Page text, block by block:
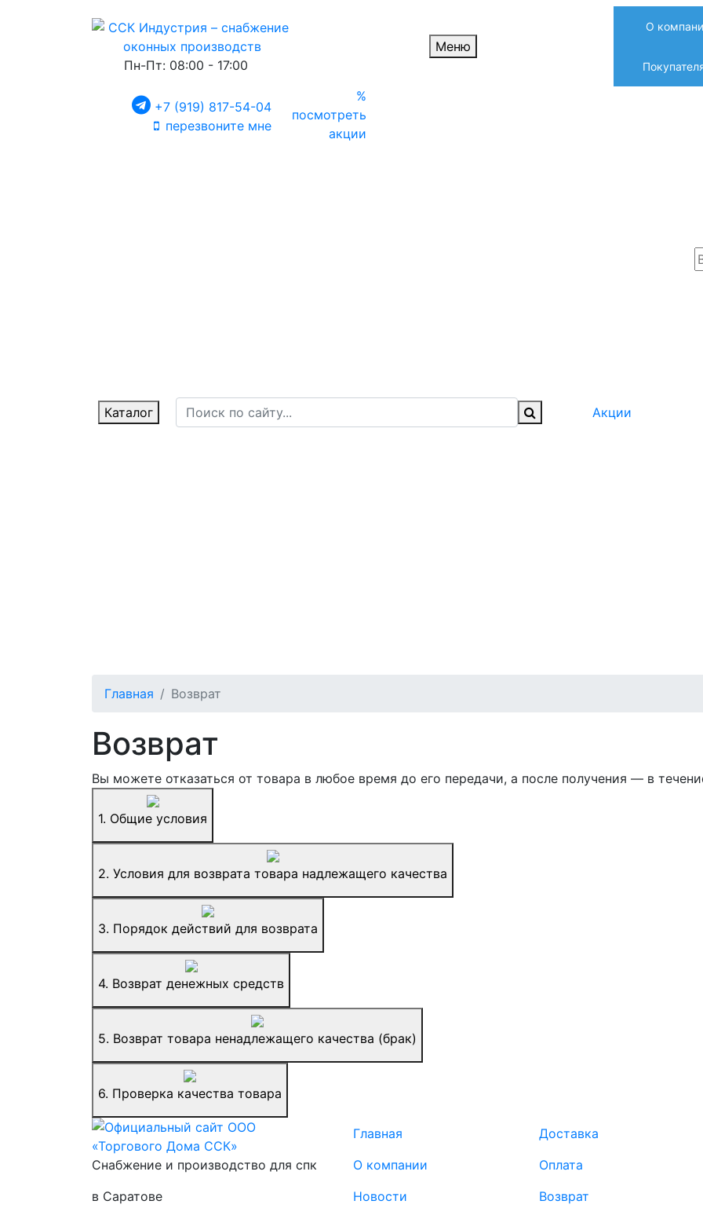
Пн-Пт: 08:00 - 17:00
Меню
О
+7 (919) 817-54-04
перезвоните мне
%
посмотреть
акции
Каталог Акции
Главная Возврат
Возврат
Вы можете отказаться от товара в любое время до его передачи, а после получения — в
1. Общие условия
2. Условия для возврата товара надлежащего качества
3. Порядок действий для возврата
4. Возврат денежных средств
5. Возврат товара ненадлежащего качества (брак)
6. Проверка качества товара
Снабжение и производство для спк
в Саратове
Главная
О компании
Новости
Доставка
Оплата
Возврат